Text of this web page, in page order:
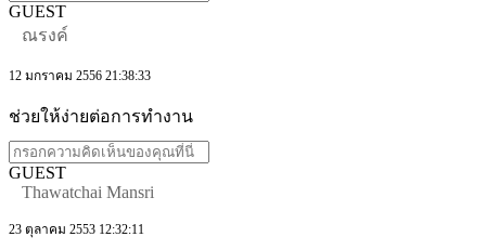
GUEST
ณรงค์
12 มกราคม 2556 21:38:33
ช่วยให้ง่ายต่อการทำงาน
GUEST
Thawatchai Mansri
23 ตุลาคม 2553 12:32:11